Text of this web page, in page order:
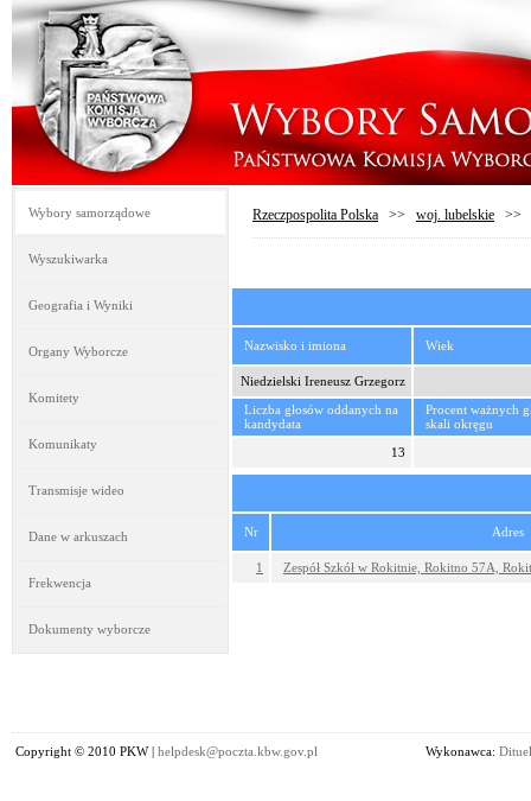
Wybory samorządowe
Wyszukiwarka
Geografia i Wyniki
Organy Wyborcze
Komitety
Komunikaty
Transmisje wideo
Dane w arkuszach
Frekwencja
Dokumenty wyborcze
Rzeczpospolita Polska >> woj. lubelskie >>
Nazwisko i imiona Wiek
Niedzielski Ireneusz Grzegorz
Liczba głosów oddanych na
kandydata
Procent ważnych
skali okręgu
13
Nr Adres
1 Zespół Szkół w Rokitnie, Rokitno 57A,
Copyright © 2010 PKW | helpdesk@poczta.kbw.gov.pl Wykonawca: